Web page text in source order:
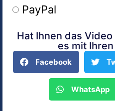
PayPal
Alternative:
Hat Ihnen das
es mit
Facebook
WhatsApp